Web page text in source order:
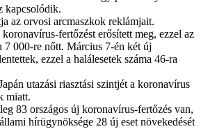
kapcsolódik.
az orvosi arcmaszkok reklámjait.
fertőzést erősített meg, ezzel az
7 000-re nőtt. Március 7-én két új
ezzel a halálesetek száma 46-ra
utazási riasztási szintjét a koronavírus
miatt.
83 országos új koronavírus-fertőzés van,
hírügynöksége 28 új eset növekedését